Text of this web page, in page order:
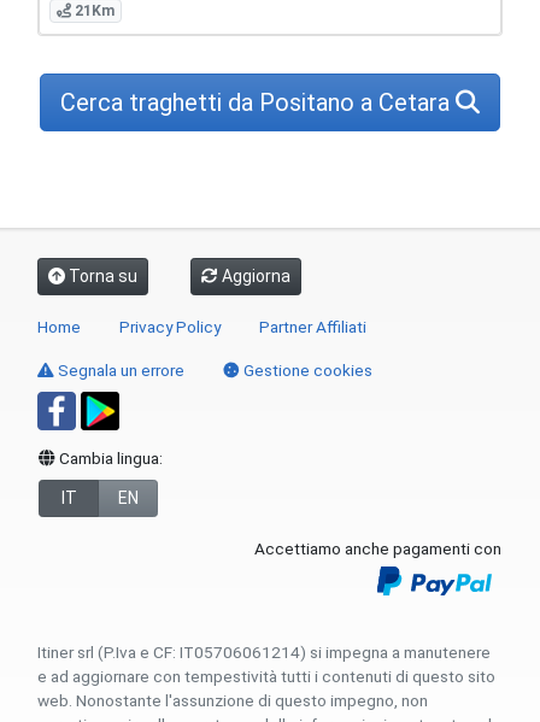
21Km
Cerca traghetti da Positano a Cetara
Torna su Aggiorna
Home Privacy Policy Partner Affiliati
Segnala un errore Gestione cookies
Cambia lingua:
IT EN
Accettiamo anche pagamenti con
Itiner srl (P.Iva e CF: IT05706061214) si impegna a manutenere
e ad aggiornare con tempestività tutti i contenuti di questo sito
web. Nonostante l'assunzione di questo impegno, non